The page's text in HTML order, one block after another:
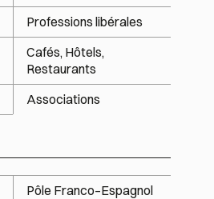
Professions libérales
Cafés, Hôtels,
Restaurants
Associations
Pôle Franco–Espagnol